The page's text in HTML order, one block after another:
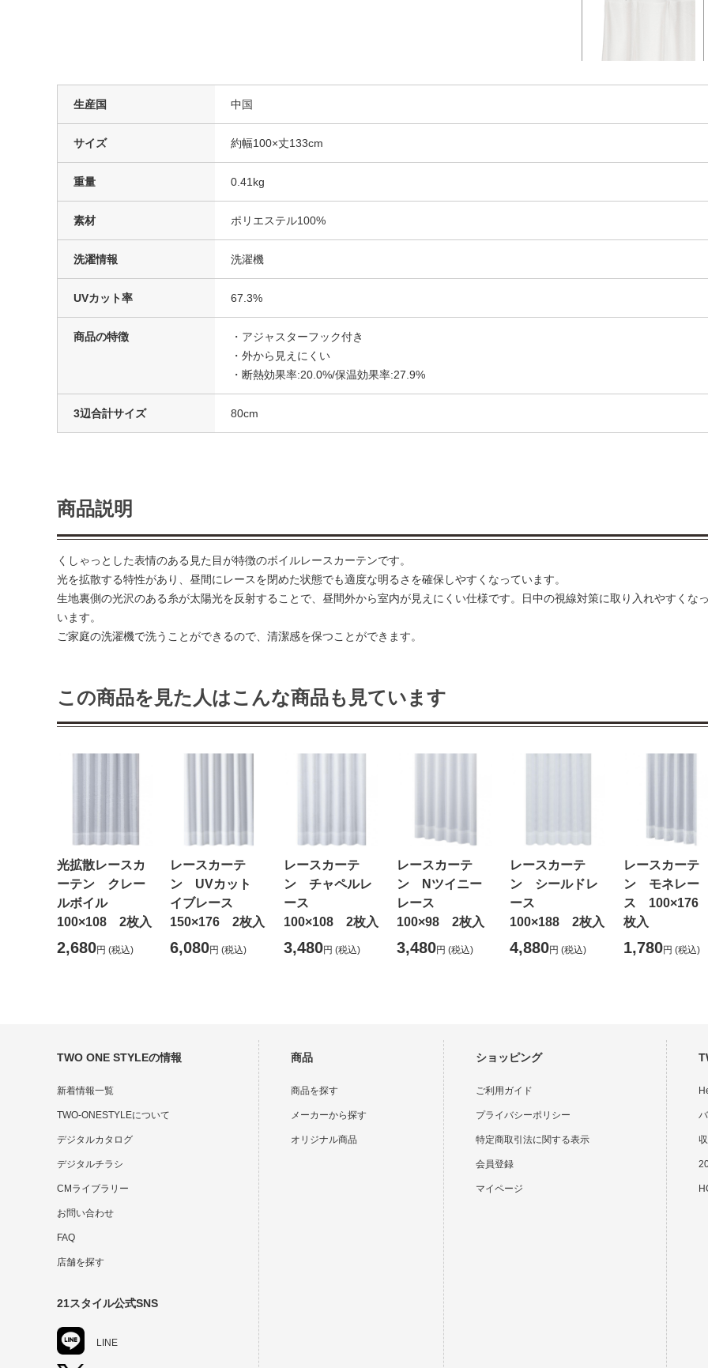
生産国 中国
サイズ 約幅100×丈133cm
重量 0.41kg
素材 ポリエステル100%
洗濯情報 洗濯機
UVカット率 67.3%
商品の特徴
・アジャスターフック付き
・外から見えにくい
・断熱効果率:20.0%/保温効果率:27.9%
3辺合計サイズ 80cm
商品説明
くしゃっとした表情のある見た目が特徴のボイルレースカーテンです。
光を拡散する特性があり、昼間にレースを閉めた状態でも適度な明るさを確保しやすくなっています。
生地裏側の光沢のある糸が太陽光を反射することで、昼間外から室内が見えにくい仕様です。日中の視線対策に取り入れやすくな
います。
ご家庭の洗濯機で洗うことができるので、清潔感を保つことができます。
この商品を見た人はこんな商品も見ています
光拡散レースカ
ーテン クレー
ルボイル
100×108 2枚入
2,680円 (税込)
レースカーテ
ン UVカット
イブレース
150×176 2枚入
6,080円 (税込)
レースカーテ
ン チャペルレ
ース
100×108 2枚入
3,480円 (税込)
レースカーテ
ン Nツイニー
レース
100×98 2枚入
3,480円 (税込)
レースカーテ
ン シールドレ
ース
100×188 2枚入
4,880円 (税込)
レースカーテ
ン モネレー
ス 100×176
枚入
1,780円 (税込)
TWO ONE STYLEの情報
新着情報一覧
TWO-ONESTYLEについて
デジタルカタログ
デジタルチラシ
CMライブラリー
お問い合わせ
FAQ
店舗を探す
21スタイル公式SNS
LINE
商品
商品を探す
メーカーから探す
オリジナル商品
ショッピング
ご利用ガイド
プライバシーポリシー
特定商取引法に関する表示
会員登録
マイページ